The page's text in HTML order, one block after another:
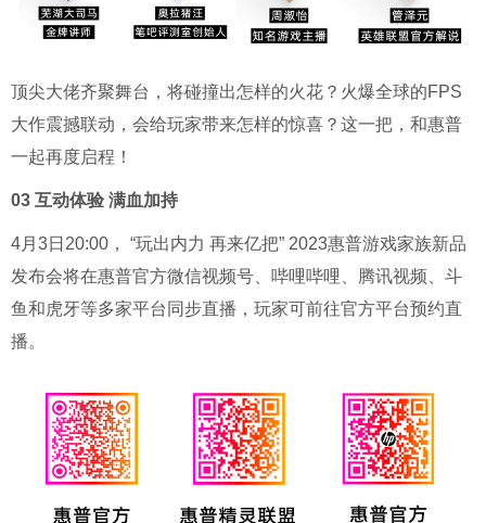
顶尖大佬齐聚舞台，将碰撞出怎样的火花？火爆全球的FPS
大作震撼联动，会给玩家带来怎样的惊喜？这一把，和惠普
一起再度启程！
03 互动体验 满血加持
4月3日20:00， “玩出内力 再来亿把” 2023惠普游戏家族新品
发布会将在惠普官方微信视频号、哔哩哔哩、腾讯视频、斗
鱼和虎牙等多家平台同步直播，玩家可前往官方平台预约直
播。